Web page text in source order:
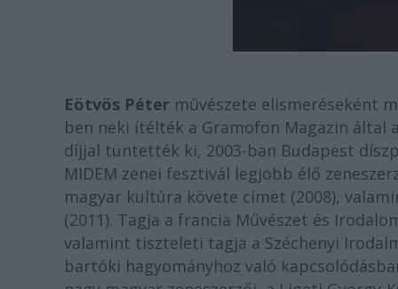
Eötvös Péter művészete elismeréseként
ben neki ítélték a Gramofon Magazin által
díjjal tüntették ki, 2003-ban Budapest
MIDEM zenei fesztivál legjobb élő
magyar kultúra követe címet (2008),
(2011). Tagja a francia Művészet és
valamint tiszteleti tagja a Széchenyi
bartóki hagyományhoz való